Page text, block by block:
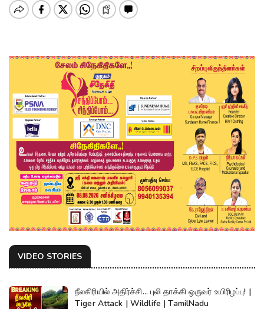
VIDEO STORIES
நீலகிரியில் அதிர்ச்சி... புலி தாக்கி ஒருவர் உயிரிழப்பு! |
Tiger Attack | Wildlife | TamilNadu